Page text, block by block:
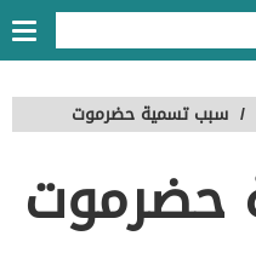
/ سبب تسمية حضرموت
حضرموت